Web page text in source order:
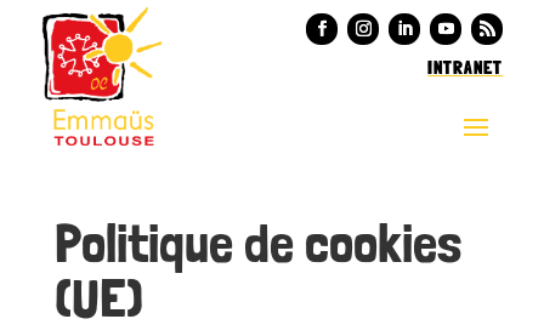
INTRANET
Politique de cookies
(UE)